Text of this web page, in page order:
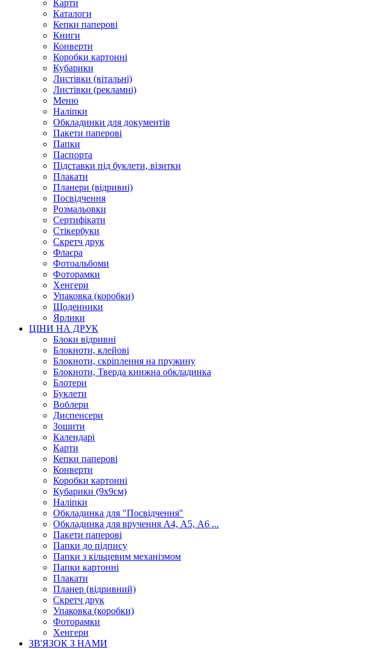
Карти
Каталоги
Кепки паперові
Книги
Конверти
Коробки картонні
Кубарики
Листівки (вітальні)
Листівки (рекламні)
Меню
Наліпки
Обкладинки для документів
Пакети паперові
Папки
Паспорта
Підставки під буклети, візитки
Плакати
Планери (відривні)
Посвідчення
Розмальовки
Сертифікати
Стікербуки
Скретч друк
Флаєра
Фотоальбоми
Фоторамки
Хенгери
Упаковка (коробки)
Щоденники
Ярлики
ЦІНИ НА ДРУК
Блоки відривні
Блокноти, клейові
Блокноти, скріплення на пружину
Блокноти, Тверда книжна обкладинка
Блотери
Буклети
Воблери
Диспенсери
Зошити
Календарі
Карти
Кепки паперові
Конверти
Коробки картонні
Кубарики (9х9см)
Наліпки
Обкладинка для "Посвідчення"
Обкладинка для вручення А4, А5, А6 ...
Пакети паперові
Папки до підпису
Папки з кільцевим механізмом
Папки картонні
Плакати
Планер (відривний)
Скретч друк
Упаковка (коробки)
Фоторамки
Хенгери
ЗВ'ЯЗОК З НАМИ